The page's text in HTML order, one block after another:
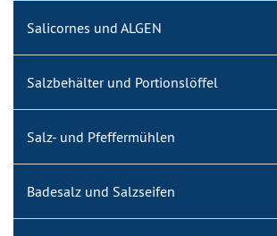
Salicornes und ALGEN
Salzbehälter und Portionslöffel
Salz- und Pfeffermühlen
Badesalz und Salzseifen